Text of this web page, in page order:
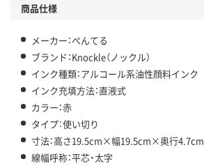
商品仕様
メーカー：ぺんてる
ブランド：Knockle（ノックル）
インク種類：アルコール系油性顔料インク
インク充填方法：直液式
カラー：赤
タイプ：使い切り
寸法：高さ19.5cm×幅19.5cm×奥行4.7cm
線幅呼称：平芯・太字